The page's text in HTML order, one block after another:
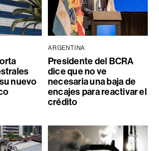
nuevo
ARGENTINA
Presidente del BCRA
dice que no ve
necesaria una baja de
encajes para reactivar el
crédito